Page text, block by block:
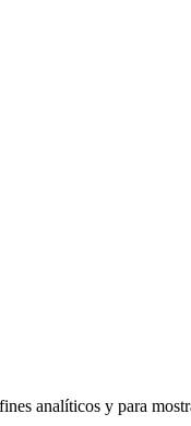
analíticos y para